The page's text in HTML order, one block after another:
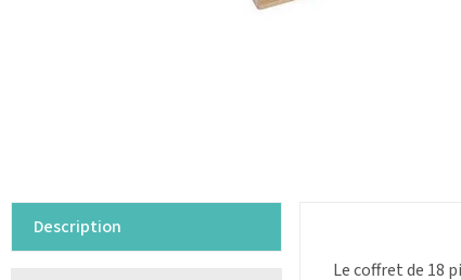
Description
Le coffret de 18